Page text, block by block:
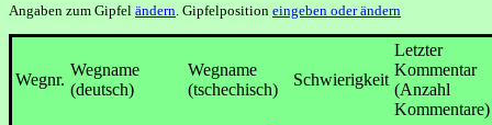
Angaben zum Gipfel ändern . Gipfelposition eingeben oder ändern
Wegnr.
Wegname
(deutsch)
Wegname
(tschechisch)
Schwierigkeit
Letzter
Kommentar
(Anzahl
Kommentare)